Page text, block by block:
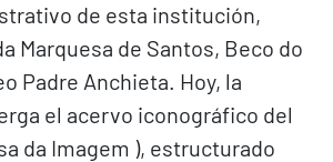
de esta institución,
Marquesa de Santos, Beco do
Padre Anchieta. Hoy, la
el acervo iconográfico del
da Imagem ), estructurado